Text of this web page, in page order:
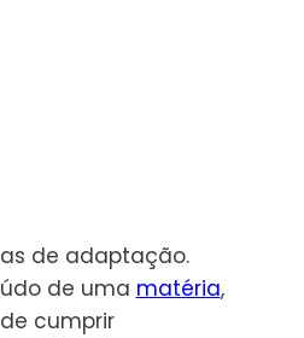
de adaptação.
de uma matéria,
cumprir